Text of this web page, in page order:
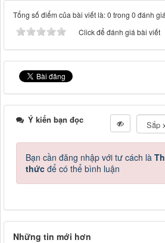
Tổng số điểm của bài viết là: 0 trong 0 đánh giá
Click để đánh giá bài viết
Ý kiến bạn đọc
Bạn cần đăng nhập với tư cách là
thức để có thể bình luận
Những tin mới hơn